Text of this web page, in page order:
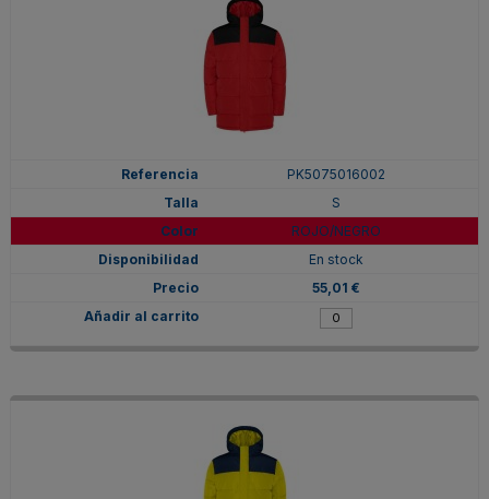
PK5075016002
S
ROJO/NEGRO
En stock
55,01 €